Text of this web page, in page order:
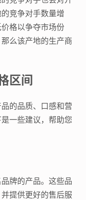
竞争对手数量增
格以争夺市场份
么该产地的生产商
区间
的品质、口感和营
一些建议，帮助您
牌的产品。这些品
提供更好的售后服